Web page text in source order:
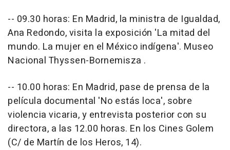
-- 09.30 horas: En Madrid, la ministra de Igualdad,
Ana Redondo, visita la exposición 'La mitad del
mundo. La mujer en el México indígena'. Museo
Nacional Thyssen-Bornemisza .
-- 10.00 horas: En Madrid, pase de prensa de la
película documental 'No estás loca', sobre
violencia vicaria, y entrevista posterior con su
directora, a las 12.00 horas. En los Cines Golem
(C/ de Martín de los Heros, 14).